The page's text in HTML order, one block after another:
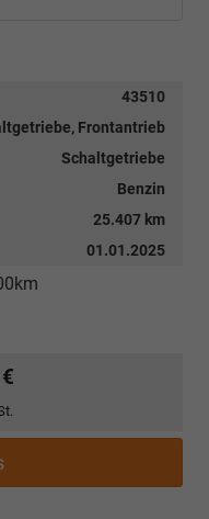
43510
Frontantrieb
Schaltgetriebe
Benzin
25.407 km
01.01.2025